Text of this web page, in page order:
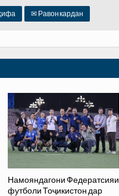
✉ Равон кардан
Намояндагони Федератсияи
футболи Тоҷикистон дар